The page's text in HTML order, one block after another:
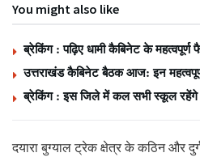
You might also like
ब्रेकिंग : पढ़िए धामी कैबिनेट के
उत्तराखंड कैबिनेट बैठक आज: इन
ब्रेकिंग : इस जिले में कल सभी स्कूल रहेंगे
दयारा बुग्याल ट्रेक क्षेत्र के कठिन और